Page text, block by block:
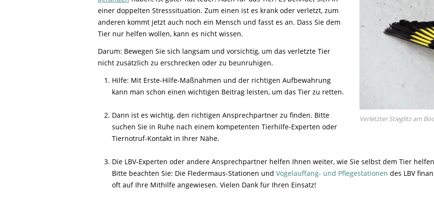
bestellen
Biologische Vielfalt
Naturverträgliche Energiewende
Flächenversiegelung
Wald und Forstwirtschaft
Kormoran
Jagd in Bayern
Lebendige Flüsse
Sichere Stromleitungen
Fischerei
Life-Natur-Projekte
Life-Projekt Keiljungfer
Life-Projekt Kalktuffquellen
Auffangstation
International
Burkina Faso
Gobibär
Wiesenweihen schützen
Weißstorch-Horstbetreuer*in
FAQs Unternehmenskooperation
Achtsamkeit &
Vogelbeobachtung
Fortbildungen
Verletzter Stieglitz am
einer doppelten Stresssituation. Zum einen ist es krank oder verletzt, zum
anderen kommt jetzt auch noch ein Mensch und fasst es an. Dass Sie dem
Tier nur helfen wollen, kann es nicht wissen.
Darum: Bewegen Sie sich langsam und vorsichtig, um das verletzte Tier
nicht zusätzlich zu erschrecken oder zu beunruhigen.
Hilfe: Mit Erste-Hilfe-Maßnahmen und der richtigen Aufbewahrung
kann man schon einen wichtigen Beitrag leisten, um das Tier zu retten.
Dann ist es wichtig, den richtigen Ansprechpartner zu finden. Bitte
suchen Sie in Ruhe nach einem kompetenten Tierhilfe-Experten oder
Tiernotruf-Kontakt in Ihrer Nähe.
Die LBV-Experten oder andere Ansprechpartner helfen Ihnen weiter, wie Sie selbst dem Tier
Bitte beachten Sie: Die Fledermaus-Stationen und Vogelauffang- und Pflegestationen des LBV
oft auf Ihre Mithilfe angewiesen. Vielen Dank für Ihren Einsatz!